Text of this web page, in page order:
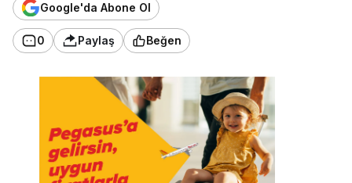
Google'da Abone Ol
0 Paylaş Beğen